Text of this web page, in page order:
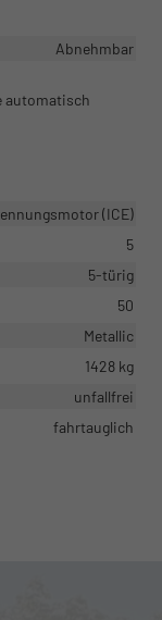
Abnehmbar
automatisch
(ICE)
5
5-türig
50
Metallic
1428 kg
unfallfrei
fahrtauglich